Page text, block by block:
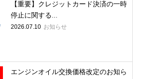
【重要】クレジットカード決済の一時
停止に関する...
2026.07.10 お知らせ
エンジンオイル交換価格改定のお知ら